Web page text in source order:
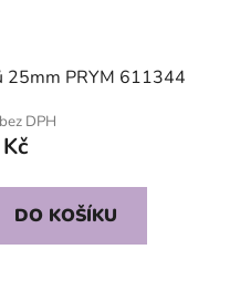
25mm PRYM 611344
DPH
DO KOŠÍKU